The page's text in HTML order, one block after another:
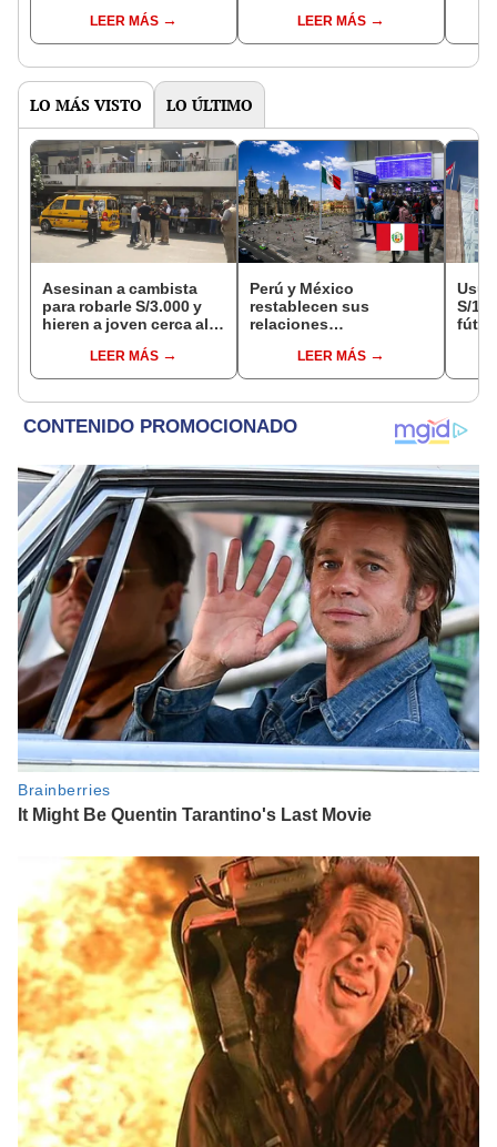
LEER MÁS
de mesa para este 4 de
octubre en el link oficial
LEER MÁS
LO MÁS VISTO LO ÚLTIMO
Asesinan a cambista
para robarle S/3.000 y
hieren a joven cerca al
CercadoLEER MÁS
Perú y México
restablecen sus
relaciones
anulan los visados?
LEER MÁS
S/